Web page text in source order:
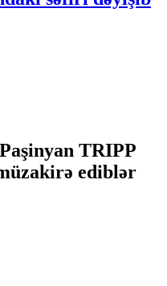
TRIPP
ediblər